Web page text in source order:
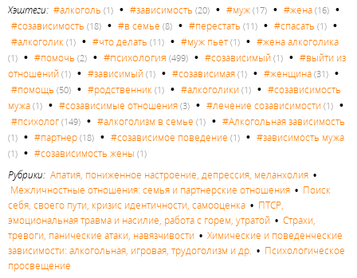
Хэштеги: #алкоголь (1) • #зависимость (20) • #муж (17) • #жена (16) •
#созависимость (18) • #в семье (8) • #перестать (11) • #спасать (1) •
#алкоголик (1) • #что делать (11) • #муж пьет(1) • #жена алкоголика
(1) • #помочь (2) • #психология (499) • #созависимый (1) • #выйти из
отношений (1) • #зависимый (1) • #созависимая (1) • #женщина (31) •
#помощь (50) • #родственник (1) • #алкоголики (1) • #созависимость
мужа (1) • #созависимые отношения (3) • #лечение созависимости (1) •
#психолог (149) • #алкоголизм в семье (1) • #Алкогольная зависимость
(1) • #партнер (18) • #созависимое поведение (1) • #зависимость мужа
(1) • #созависимость жены (1)
Рубрики: Апатия, пониженное настроение, депрессия, меланхолия •
Межличностные отношения: семья и партнерские отношения • Поиск
себя, своего пути, кризис идентичности, самооценка • ПТСР,
эмоциональная травма и насилие, работа с горем, утратой • Страхи,
тревоги, панические атаки, навязчивости • Химические и поведенческие
зависимости: алкогольная, игровая, трудоголизм и др. • Психологическое
просвещение